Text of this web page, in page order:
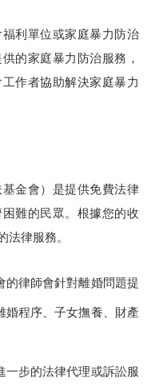
利單位或家庭暴力防治
的家庭暴力防治服務，
作者協助解決家庭暴力
金會）是提供免費法律
難的民眾。根據您的收
律服務。
律師會針對離婚問題提
婚程序、子女撫養、財產
步的法律代理或訴訟服